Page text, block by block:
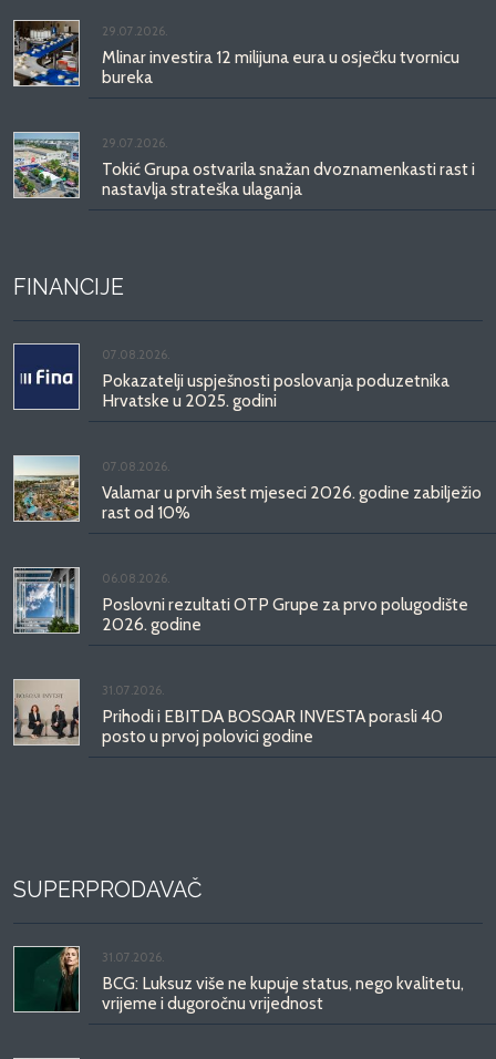
29.07.2026.
Mlinar investira 12 milijuna eura u osječku tvornicu
bureka
29.07.2026.
Tokić Grupa ostvarila snažan dvoznamenkasti rast i
nastavlja strateška ulaganja
FINANCIJE
07.08.2026.
Pokazatelji uspješnosti poslovanja poduzetnika
Hrvatske u 2025. godini
07.08.2026.
Valamar u prvih šest mjeseci 2026. godine zabilježio
rast od 10%
06.08.2026.
Poslovni rezultati OTP Grupe za prvo polugodište
2026. godine
31.07.2026.
Prihodi i EBITDA BOSQAR INVESTA porasli 40
posto u prvoj polovici godine
SUPERPRODAVAČ
31.07.2026.
BCG: Luksuz više ne kupuje status, nego kvalitetu,
vrijeme i dugoročnu vrijednost